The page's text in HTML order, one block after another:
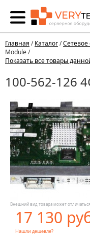
Главная /Каталог/Сетевое
Module /
Показать все товары
100-562-126
Внешний вид товара может
17 130
Нашли дешевле?